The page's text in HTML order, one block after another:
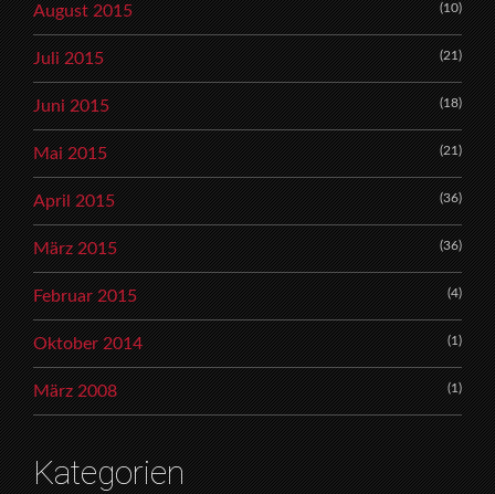
August 2015 (10)
Juli 2015 (21)
Juni 2015 (18)
Mai 2015 (21)
April 2015 (36)
März 2015 (36)
Februar 2015 (4)
Oktober 2014 (1)
März 2008 (1)
Kategorien